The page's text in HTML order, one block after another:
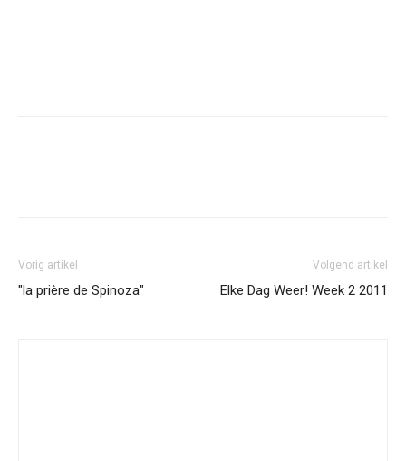
Vorig artikel
"la prière de Spinoza"
Volgend artikel
Elke Dag Weer! Week 2 2011